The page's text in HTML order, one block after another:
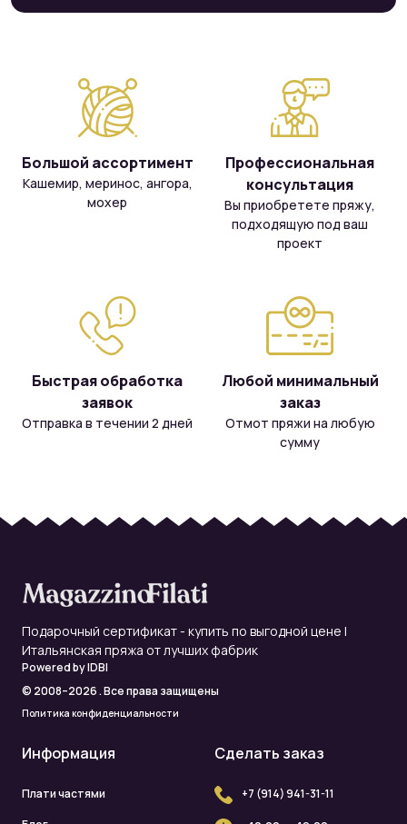
Большой ассортимент
Кашемир, меринос, ангора,
мохер
Профессиональная
консультация
Вы приобретете пряжу,
подходящую под ваш
проект
Быстрая обработка
заявок
Отправка в течении 2 дней
Любой минимальный
заказ
Отмот пряжи на любую
сумму
Подарочный сертификат - купить по выгодной цене |
Итальянская пряжа от лучших фабрик
Powered byIDBI
© 2008–2026 . Все права защищены
Политика конфиденциальности
Информация
Плати частями
Сделать заказ
+7 (914) 941-31-11